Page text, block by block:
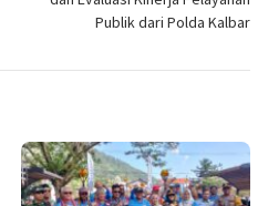
Publik dari Polda Kalbar